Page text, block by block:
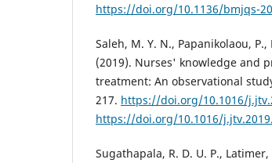
https://doi.org/10.1136/bmjqs-
Saleh, M. Y. N., Papanikolaou,
(2019). Nurses' knowledge and
treatment: An observational
217. https://doi.org/10.1016/
https://doi.org/10.1016/
Sugathapala, R. D. U. P.,